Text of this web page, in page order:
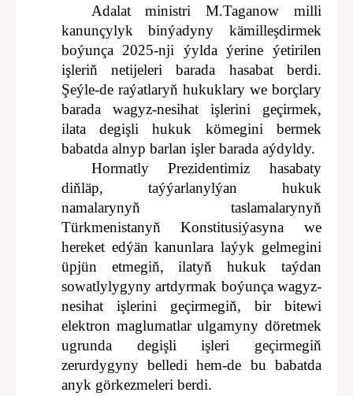
Adalat ministri M.Taganow milli
kanunçylyk binýadyny kämilleşdirmek
boýunça 2025-nji ýylda ýerine ýetirilen
işleriň netijeleri barada hasabat berdi.
Şeýle-de raýatlaryň hukuklary we borçlary
barada wagyz-nesihat işlerini geçirmek,
ilata degişli hukuk kömegini bermek
babatda alnyp barlan işler barada aýdyldy.
Hormatly Prezidentimiz hasabaty
diňläp, taýýarlanylýan hukuk
namalarynyň taslamalarynyň
Türkmenistanyň Konstitusiýasyna we
hereket edýän kanunlara laýyk gelmegini
üpjün etmegiň, ilatyň hukuk taýdan
sowatlylygyny artdyrmak boýunça wagyz-
nesihat işlerini geçirmegiň, bir bitewi
elektron maglumatlar ulgamyny döretmek
ugrunda degişli işleri geçirmegiň
zerurdygyny belledi hem-de bu babatda
anyk görkezmeleri berdi.